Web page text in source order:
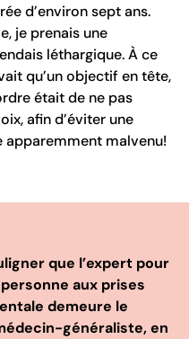
d’environ sept ans.
je prenais une
léthargique. À ce
qu’un objectif en tête,
était de ne pas
afin d’éviter une
malvenu!
que l’expert pour
aux prises
demeure le
généraliste, en